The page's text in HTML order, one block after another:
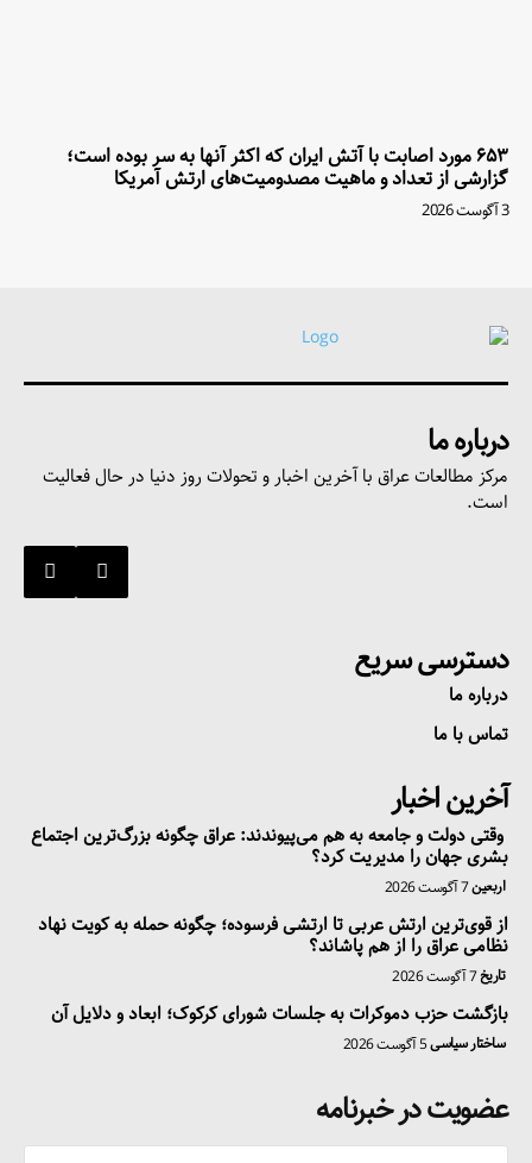
۶۵۳ مورد اصابت با آتش ایران که اکثر آنها به سر بوده است؛
گزارشی از تعداد و ماهیت مصدومیت‌های ارتش آمریکا
3 آگوست 2026
درباره ما
مرکز مطالعات عراق با آخرین اخبار و تحولات روز دنیا در حال فعالیت
است.
دسترسی سریع
درباره ما
تماس با ما
آخرین اخبار
وقتی دولت و جامعه به هم می‌پیوندند: عراق چگونه بزرگ‌ترین اجتماع
بشری جهان را مدیریت کرد؟
اربعین7 آگوست 2026
از قوی‌ترین ارتش عربی تا ارتشی فرسوده؛ چگونه حمله به کویت نهاد
نظامی عراق را از هم پاشاند؟
تاریخ7 آگوست 2026
بازگشت حزب دموکرات به جلسات شورای کرکوک؛ ابعاد و دلایل آن
ساختار سیاسی5 آگوست 2026
عضویت در خبرنامه